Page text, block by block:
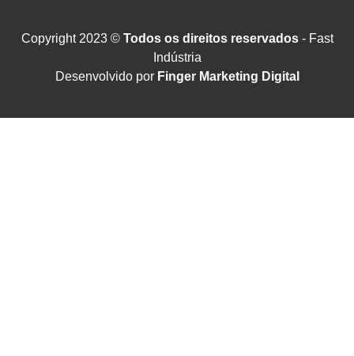
Copyright 2023 ©Todos os direitos reservados- Fast
Indústria
Desenvolvido por Finger Marketing Digital